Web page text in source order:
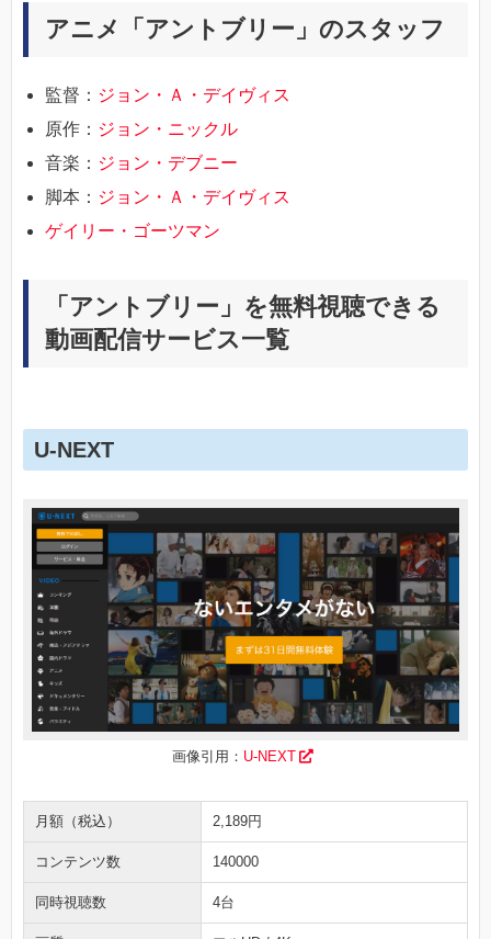
アニメ「アントブリー」のスタッフ
監督： ジョン・Ａ・デイヴィス
原作： ジョン・ニックル
音楽： ジョン・デブニー
脚本： ジョン・Ａ・デイヴィス
ゲイリー・ゴーツマン
「アントブリー」を無料視聴できる
動画配信サービス一覧
U-NEXT
画像引用： U-NEXT
月額（税込） 2,189円
コンテンツ数 140000
同時視聴数 4台